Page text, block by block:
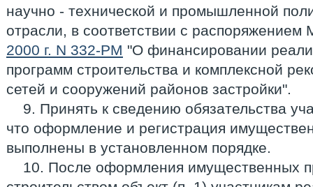
научно - технической и промышленной
отрасли, в соответствии с
2000 г. N 332-РМ "О финансировании
программ строительства и комплексной
сетей и сооружений районов застройки".
9. Принять к сведению обязательства
что оформление и регистрация
выполнены в установленном порядке.
10. После оформления имущественных